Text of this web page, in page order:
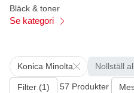
Bläck & toner
Se kategori
Konica Minolta Nollställ
Filter (1) 57 Produkter